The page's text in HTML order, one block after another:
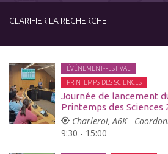
CLARIFIER LA RECHERCHE
ÉVÉNEMENT-FESTIVAL
PRINTEMPS DES SCIENCES
Journée de lancement
Printemps des Sciences
Charleroi, A6K -
9:30 - 15:00